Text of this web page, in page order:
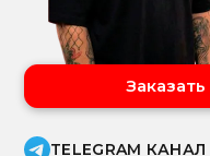
TELEGRAM КАНАЛ